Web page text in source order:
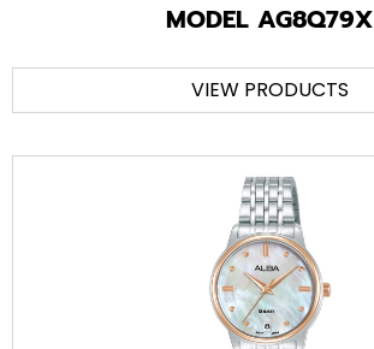
MODEL AG8Q79X
VIEW PRODUCTS